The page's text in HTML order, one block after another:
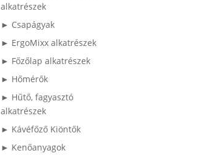
alkatrészek
► Csapágyak
► ErgoMixx alkatrészek
► Főzőlap alkatrészek
► Hőmérők
► Hűtő, fagyasztó
alkatrészek
► Kávéfőző Kiöntők
► Kenőanyagok